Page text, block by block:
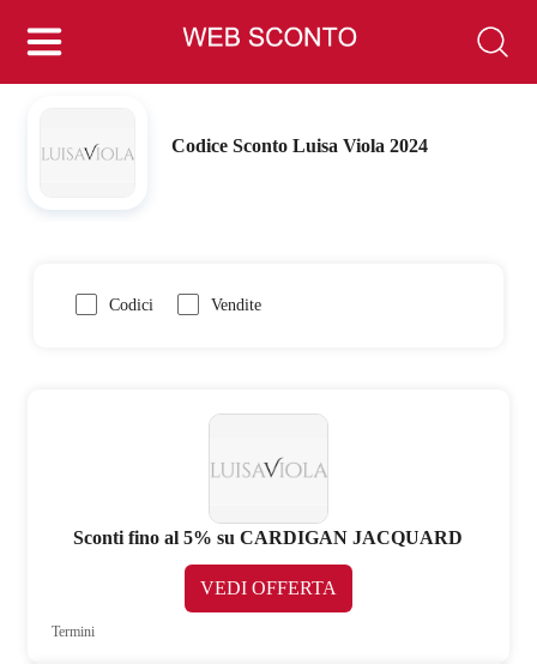
Codice Sconto Luisa Viola 2024
Codici Vendite
Sconti fino al 5% su CARDIGAN JACQUARD
VEDI OFFERTA
Termini